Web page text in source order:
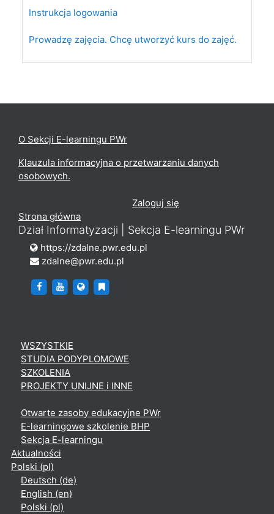
Instrukcja logowania
Prowadzę zajęcia. Chcę utworzyć kurs do zajęć.
O Sekcji E-learningu PWr
Klauzula informacyjna o przetwarzaniu danych
osobowych.
Zaloguj się
Strona główna
Dział Informatyzacji | Sekcja E-learningu PWr
https://zdalne.pwr.edu.pl
zdalne@pwr.edu.pl
http://fb.com/delpwr
https://www.youtube.com/c/
https://zdalne.pwr.edu.pl
WSZYSTKIE
STUDIA PODYPLOMOWE
SZKOLENIA
PROJEKTY UNIJNE i INNE
Otwarte zasoby edukacyjne PWr
E-learningowe szkolenie BHP
Sekcja E-learningu
Aktualności
Polski ‎(pl)‎
Deutsch ‎(de)‎
English ‎(en)‎
Polski ‎(pl)‎